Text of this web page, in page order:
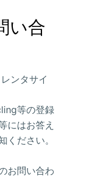
い合
ンタサイ
等の登録
にはお答え
ください。
お問い合わ